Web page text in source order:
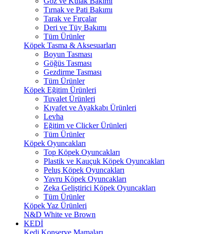
Tırnak ve Pati Bakımı
Tarak ve Fırçalar
Deri ve Tüy Bakımı
Tüm Ürünler
Köpek Tasma & Aksesuarları
Boyun Tasması
Göğüs Tasması
Gezdirme Tasması
Tüm Ürünler
Köpek Eğitim Ürünleri
Tuvalet Ürünleri
Kıyafet ve Ayakkabı Ürünleri
Levha
Eğitim ve Clicker Ürünleri
Tüm Ürünler
Köpek Oyuncakları
Top Köpek Oyuncakları
Plastik ve Kauçuk Köpek Oyuncakları
Peluş Köpek Oyuncakları
Yavru Köpek Oyuncakları
Zeka Geliştirici Köpek Oyuncakları
Tüm Ürünler
Köpek Yaz Ürünleri
N&D White ve Brown
KEDİ
Kedi Konserve Mamaları